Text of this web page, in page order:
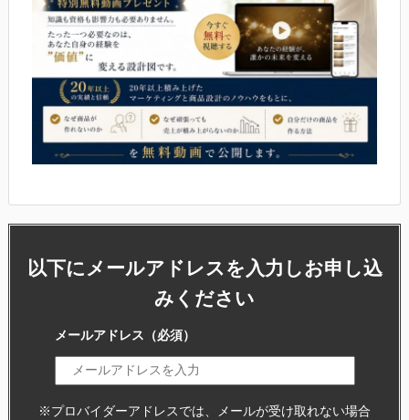
以下にメールアドレスを入力しお申し込
みください
メールアドレス （必須）
※プロバイダーアドレスでは、メールが受け取れない場合